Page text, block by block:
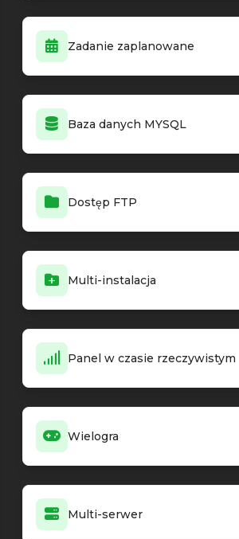
Zadanie zaplanowane
Baza danych MYSQL
Dostęp FTP
Multi-instalacja
Panel w czasie rzeczywistym
Wielogra
Multi-serwer